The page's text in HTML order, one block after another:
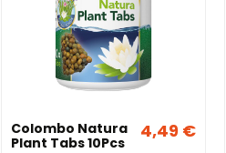
Colombo Natura
Plant Tabs 10Pcs
4,49 €